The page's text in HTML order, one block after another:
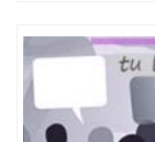
位、声誉、
誉为美国本
计系更是在
业生大多可以
机会。许多硅